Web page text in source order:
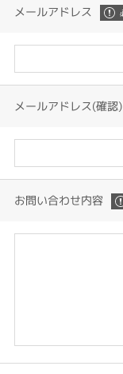
メールアドレス
メールアドレス(確認)
お問い合わせ内容